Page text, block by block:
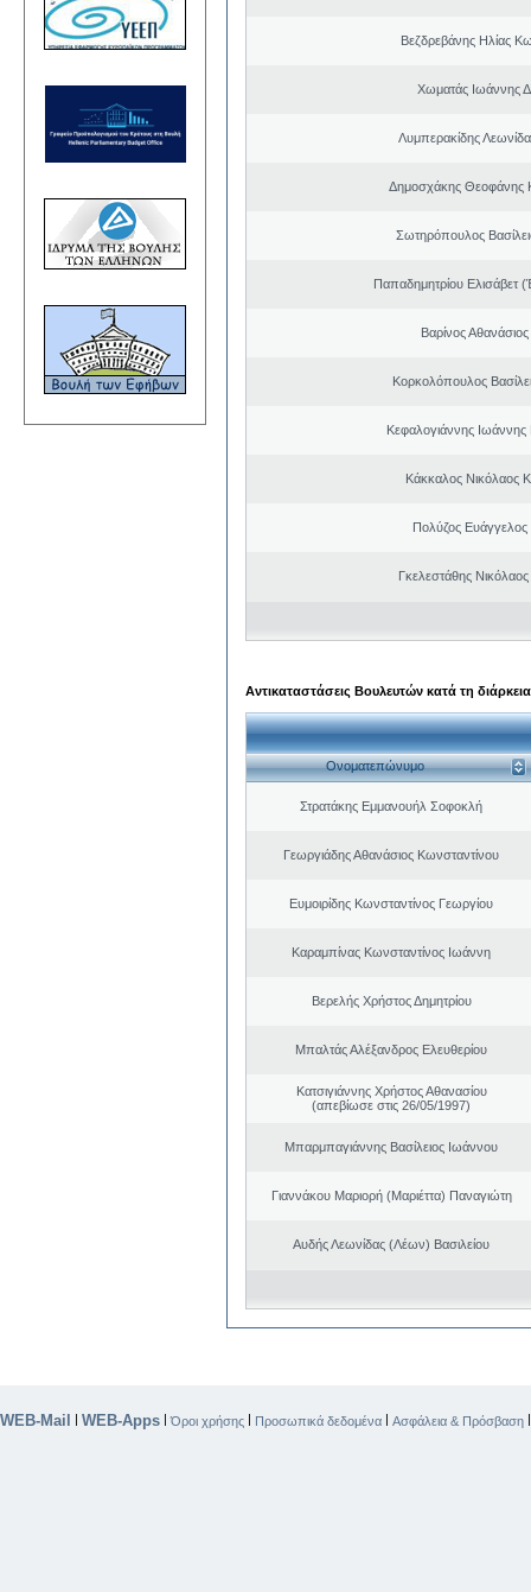
Βεζδρεβάνης Ηλίας
Χωματάς Ιωάννης
Λυμπερακίδης
Δημοσχάκης Θεοφάνης
Σωτηρόπουλος
Παπαδημητρίου Ελισάβετ
Βαρίνος
Κορκολόπουλος
Κεφαλογιάννης Ιωάννης
Κάκκαλος Νικόλαος
Πολύζος Ευάγγελος
Γκελεστάθης
Αντικαταστάσεις Βουλευτών κατά τη
Ονοματεπώνυμο
Στρατάκης Εμμανουήλ Σοφοκλή
Γεωργιάδης Αθανάσιος Κωνσταντίνου
Ευμοιρίδης Κωνσταντίνος Γεωργίου
Καραμπίνας Κωνσταντίνος Ιωάννη
Βερελής Χρήστος Δημητρίου
Μπαλτάς Αλέξανδρος Ελευθερίου
Κατσιγιάννης Χρήστος Αθανασίου
(απεβίωσε στις 26/05/1997)
Μπαρμπαγιάννης Βασίλειος Ιωάννου
Γιαννάκου Μαριορή (Μαριέττα) Παναγιώτη
Αυδής Λεωνίδας (Λέων) Βασιλείου
WEB-Mail | WEB-Apps |Όροι χρήσης | Προσωπικά δεδομένα | Ασφάλεια & Πρόσβαση